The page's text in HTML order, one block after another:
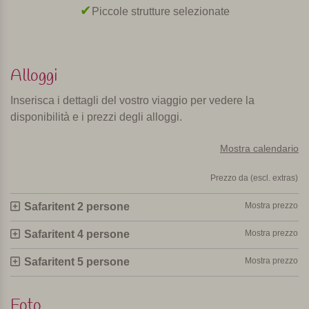
Piccole strutture selezionate
Alloggi
Inserisca i dettagli del vostro viaggio per vedere la
disponibilità e i prezzi degli alloggi.
Mostra calendario
Prezzo da (escl. extras)
Safaritent 2 persone Mostra prezzo
Safaritent 4 persone Mostra prezzo
Safaritent 5 persone Mostra prezzo